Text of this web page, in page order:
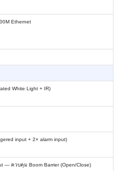
Ethernet
White Light + IR)
input + 2× alarm input)
— ควบคุม Boom Barrier (Open/Close)